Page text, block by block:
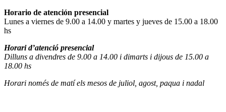
Horario de atención presencial
Lunes a viernes de 9.00 a 14.00 y martes y jueves de 15.00 a 18.00
hs
Horari d’atenció presencial
Dilluns a divendres de 9.00 a 14.00 i dimarts i dijous de 15.00 a
18.00 hs
Horari només de matí els mesos de juliol, agost, paqua i nadal